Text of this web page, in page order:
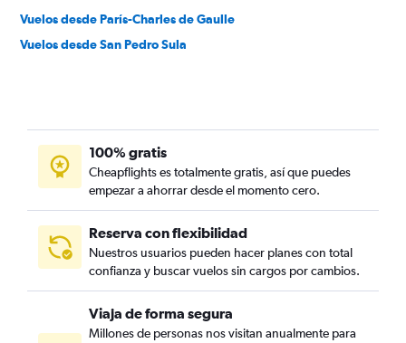
Vuelos desde París-Charles de Gaulle
Vuelos desde San Pedro Sula
100% gratis
Cheapflights es totalmente gratis, así que puedes
empezar a ahorrar desde el momento cero.
Reserva con flexibilidad
Nuestros usuarios pueden hacer planes con total
confianza y buscar vuelos sin cargos por cambios.
Viaja de forma segura
Millones de personas nos visitan anualmente para